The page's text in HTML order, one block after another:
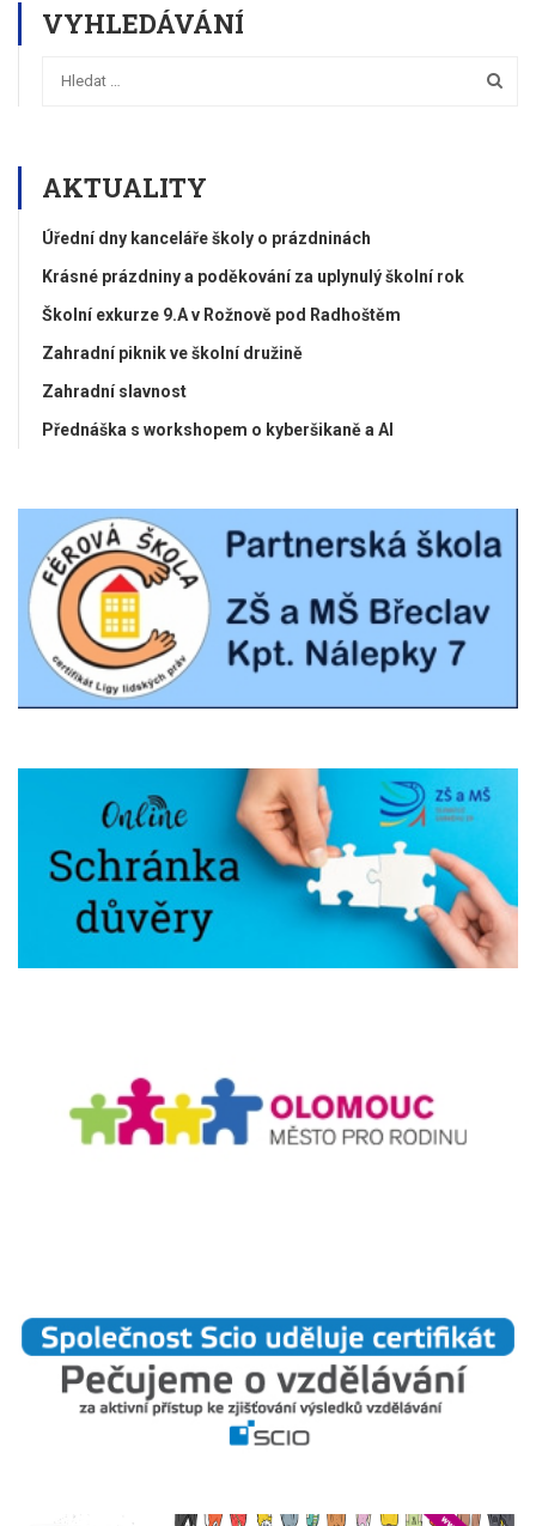
VYHLEDÁVÁNÍ
AKTUALITY
Úřední dny kanceláře školy o prázdninách
Krásné prázdniny a poděkování za uplynulý školní rok
Školní exkurze 9.A v Rožnově pod Radhoštěm
Zahradní piknik ve školní družině
Zahradní slavnost
Přednáška s workshopem o kyberšikaně a AI